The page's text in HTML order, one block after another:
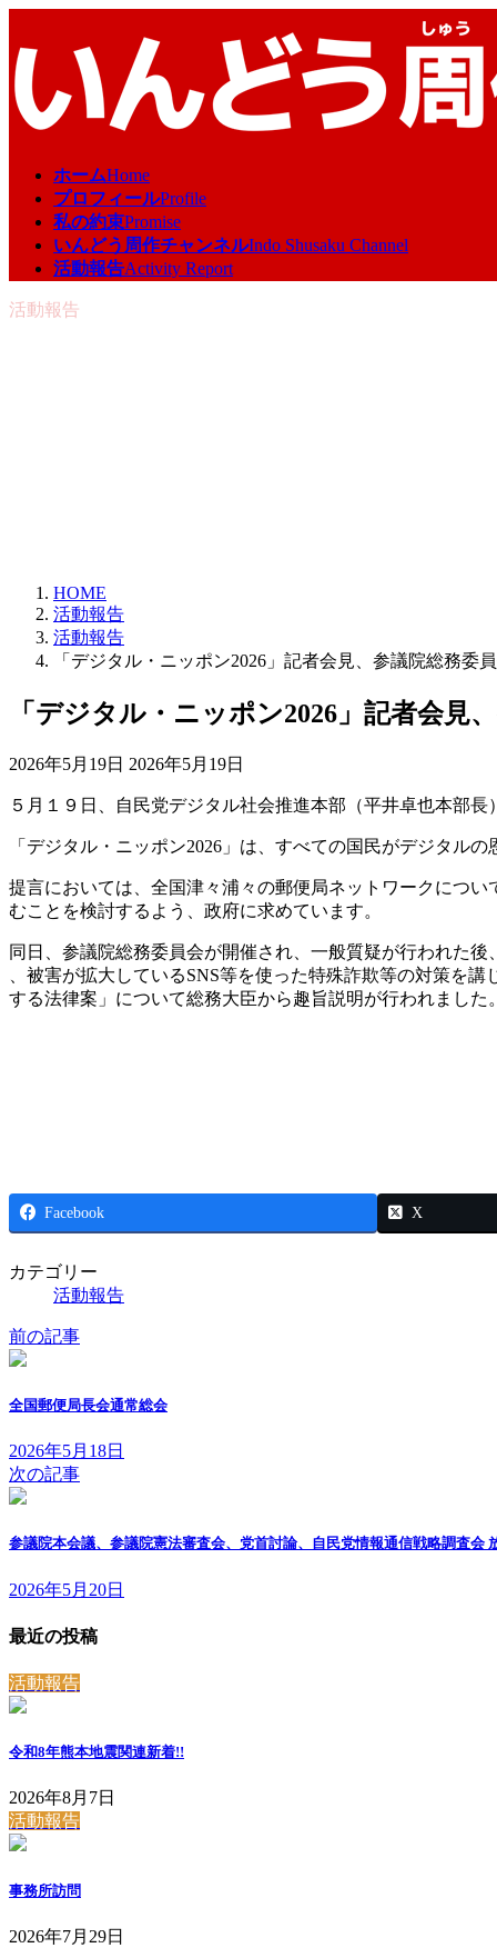
テ
ン
ツ
ゲ
ー
シ
ホームHome
プロフィールProfile
私の約束Promise
いんどう周作チャンネルIndo Shusaku Channel
活動報告Activity Report
活動報告
HOME
活動報告
活動報告
「デジタル・ニッポン2026」記者会見、参議院総務委
「デジタル・ニッポン2026」記者会見
2026年5月19日 最
更
日
時
:
2026年5月19日
５月１９日、自民党デジタル社会推進本部（平井卓也本部
「デジタル・ニッポン2026」は、すべての国民がデジタル
提言においては、全国津々浦々の郵便局ネットワークにつ
むことを検討するよう、政府に求めています。
同日、参議院総務委員会が開催され、一般質疑が行われた後
、被害が拡大しているSNS等を使った特殊詐欺等の対策を
する法律案」について総務大臣から趣旨説明が行われました。
Facebook X
カテゴリー
活動報告
前の記事
全国郵便局長会通常総会
2026年5月18日
次の記事
参議院本会議、参議院憲法審査会、党首討論、自民党情報通信戦略調査会
2026年5月20日
最近の投稿
活動報告
令和8年熊本地震関連新着!!
2026年8月7日
活動報告
事務所訪問
2026年7月29日